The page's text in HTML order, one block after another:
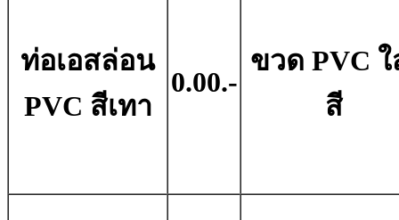
ท่อเอสล่อน
PVC สีเทา
0.00.-
ขวด PVC ใ
สี